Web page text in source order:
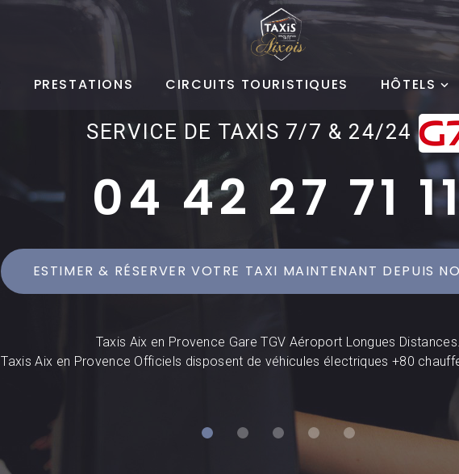
PRESTATIONS CIRCUITS TOURISTIQUES HÔTELS
SERVICE DE TAXIS 7/7 & 24/24
04 42 27 71
ESTIMER & RÉSERVER VOTRE TAXI MAINTENANT DEPUIS
Taxis Aix en Provence Gare TGV Aéroport Longues Distances.
Taxis Aix en Provence Officiels disposent de véhicules électriques +80